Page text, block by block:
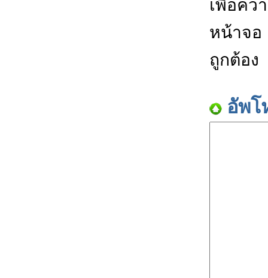
เพื่อคว
หน้าจอ
ถูกต้อง
อัพโ